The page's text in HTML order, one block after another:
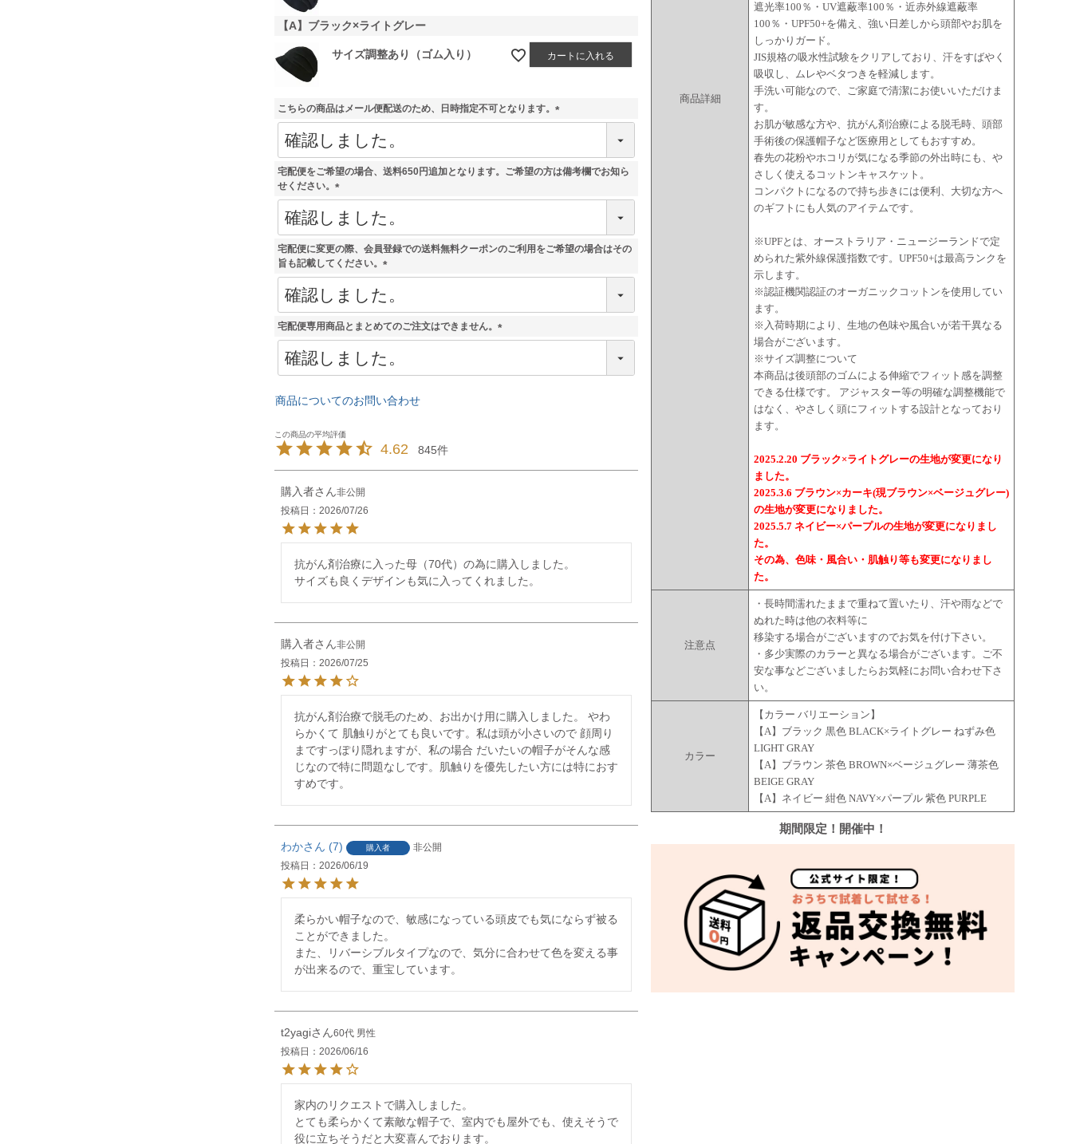
【A】ブラック×ライトグレー
サイズ調整あり（ゴム入り） カートに入れる
こちらの商品はメール便配送のため、日時指定不可となります。
(
須
)
宅配便をご希望の場合、送料650円追加となります。ご希望の方は備考欄でお知ら
せください。
(
必
須
)
宅配便に変更の際、会員登録での送料無料クーポンのご利用をご希望の場合はその
旨も記載してください。
(
必
須
)
宅配便専用商品とまとめてのご注文はできません。
(
須
商品についてのお問い合わせ
4.62 845
購入者
非公開
投稿日
2026/07/26
抗がん剤治療に入った母（70代）の為に購入しました。
サイズも良くデザインも気に入ってくれました。
購入者
非公開
投稿日
2026/07/25
抗がん剤治療で脱毛のため、お出かけ用に購入しました。 やわ
らかくて 肌触りがとても良いです。私は頭が小さいので 顔周り
まですっぽり隠れますが、私の場合 だいたいの帽子がそんな感
じなので特に問題なしです。肌触りを優先したい方には特におす
すめです。
わか 7 購入者
非公開
投稿日
2026/06/19
柔らかい帽子なので、敏感になっている頭皮でも気にならず被る
ことができました。
また、リバーシブルタイプなので、気分に合わせて色を変える事
が出来るので、重宝しています。
t2yagi 60代 男性
投稿日
2026/06/16
家内のリクエストで購入しました。
とても柔らかくて素敵な帽子で、室内でも屋外でも、使えそうで
役に立ちそうだと大変喜んでおります。
商品詳細
遮光率100％・UV遮蔽率100％・近赤外線遮蔽率
100％・UPF50+を備え、強い日差しから頭部やお肌を
しっかりガード。
JIS規格の吸水性試験をクリアしており、汗をすばやく
吸収し、ムレやベタつきを軽減します。
手洗い可能なので、ご家庭で清潔にお使いいただけま
す。
お肌が敏感な方や、抗がん剤治療による脱毛時、頭部
手術後の保護帽子など医療用としてもおすすめ。
春先の花粉やホコリが気になる季節の外出時にも、や
さしく使えるコットンキャスケット。
コンパクトになるので持ち歩きには便利、大切な方へ
のギフトにも人気のアイテムです。
※UPFとは、オーストラリア・ニュージーランドで定
められた紫外線保護指数です。UPF50+は最高ランクを
示します。
※認証機関認証のオーガニックコットンを使用してい
ます。
※入荷時期により、生地の色味や風合いが若干異なる
場合がございます。
※サイズ調整について
本商品は後頭部のゴムによる伸縮でフィット感を調整
できる仕様です。 アジャスター等の明確な調整機能で
はなく、やさしく頭にフィットする設計となっており
ます。
2025.2.20 ブラック×ライトグレーの生地が変更になり
ました。
2025.3.6 ブラウン×カーキ(現ブラウン×ベージュグレー)
の生地が変更になりました。
2025.5.7 ネイビー×パープルの生地が変更になりまし
た。
その為、色味・風合い・肌触り等も変更になりまし
た。
注意点
・長時間濡れたままで重ねて置いたり、汗や雨などで
ぬれた時は他の衣料等に
移染する場合がございますのでお気を付け下さい。
・多少実際のカラーと異なる場合がございます。ご不
安な事などございましたらお気軽にお問い合わせ下さ
い。
カラー
【カラー バリエーション】
【A】ブラック 黒色 BLACK×ライトグレー ねずみ色
LIGHT GRAY
【A】ブラウン 茶色 BROWN×ベージュグレー 薄茶色
BEIGE GRAY
【A】ネイビー 紺色 NAVY×パープル 紫色 PURPLE
期間限定！開催中！